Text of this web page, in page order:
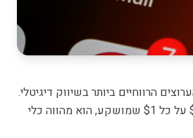
הרווחיים ביותר בשיווק דיגיטלי.
עם ROI ממוצע של $42 על כל $1 שמושקע, הוא מהווה כלי